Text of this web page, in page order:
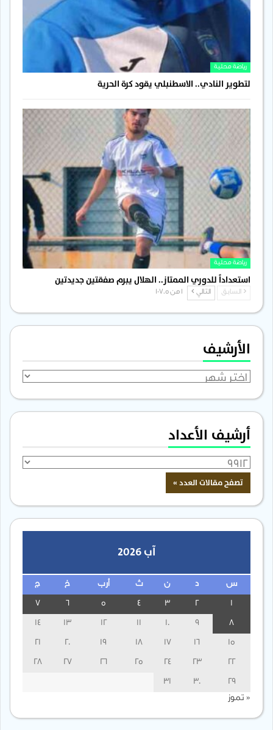
رياضة محلية
لتطوير النادي.. الاسطنبلي يقود كرة الحرية
رياضة محلية
استعداداً للدوري الممتاز.. الهلال يبرم صفقتين جديدتين
السابق التالي
الأرشيف
الأرشيف
أرشيف الأعداد
آب 2026
س ن ث أرب خ ج
3
13
14
15
16
17
18
19
20
21
22
23
24
25
26
27
28
29
30
31
« تموز